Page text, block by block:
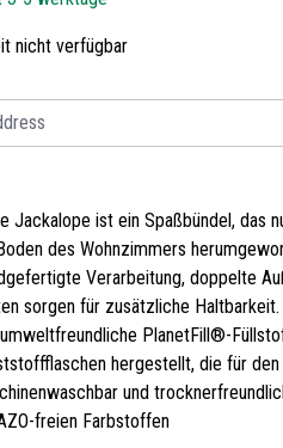
nicht verfügbar
Jackalope ist ein Spaßbündel, das
des Wohnzimmers
Verarbeitung, doppelte
sorgen für zusätzliche Haltbarkeit.
PlanetFill®-
hergestellt, die für
und
freien Farbstoffen